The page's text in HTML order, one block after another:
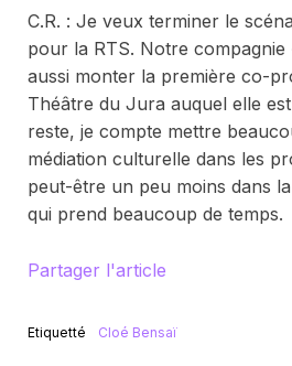
C.R. : Je veux terminer le
pour la RTS. Notre compagnie
aussi monter la première co-
Théâtre du Jura auquel elle
reste, je compte mettre
médiation culturelle dans les
peut-être un peu moins dans
qui prend beaucoup de temps.
Partager l'article
Etiquetté Cloé Bensaï